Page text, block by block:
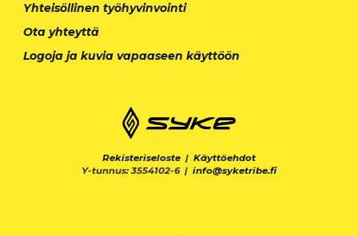
Yhteisöllinen työhyvinvointi
Ota yhteyttä
Logoja ja kuvia vapaaseen käyttöön
Rekisteriseloste | Käyttöehdot
Y-tunnus: 3554102-6 | info@syketribe.fi